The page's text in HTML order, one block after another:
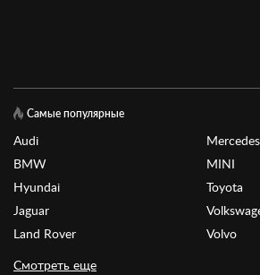
Самые популярные
Audi
BMW
Hyundai
Jaguar
Land Rover
MINI
Toyota
Volvo
Смотреть еще